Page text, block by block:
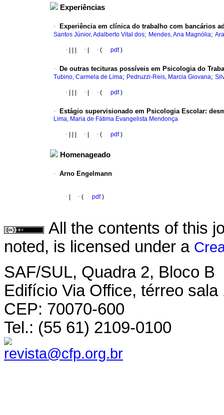
Experiências
· Experiência em clínica do trabalho com bancários
Santos Júnior, Adalberto Vital dos; Mendes, Ana Magnólia;
· · · ( pdf)
· De outras tecituras possíveis em Psicologia do
Tubino, Carmela de Lima; Pedruzzi-Reis, Marcia Giovana;
· · · ( pdf)
· Estágio supervisionado em Psicologia Escolar:
Lima, Maria de Fátima Evangelista Mendonça
· · · ( pdf)
Homenageado
· Arno Engelmann
· · ( pdf)
All the contents of this
noted, is licensed under a
SAF/SUL, Quadra 2, Bloco B
Edifício Via Office, térreo sala
CEP: 70070-600
Tel.: (55 61) 2109-0100
revista@cfp.org.br